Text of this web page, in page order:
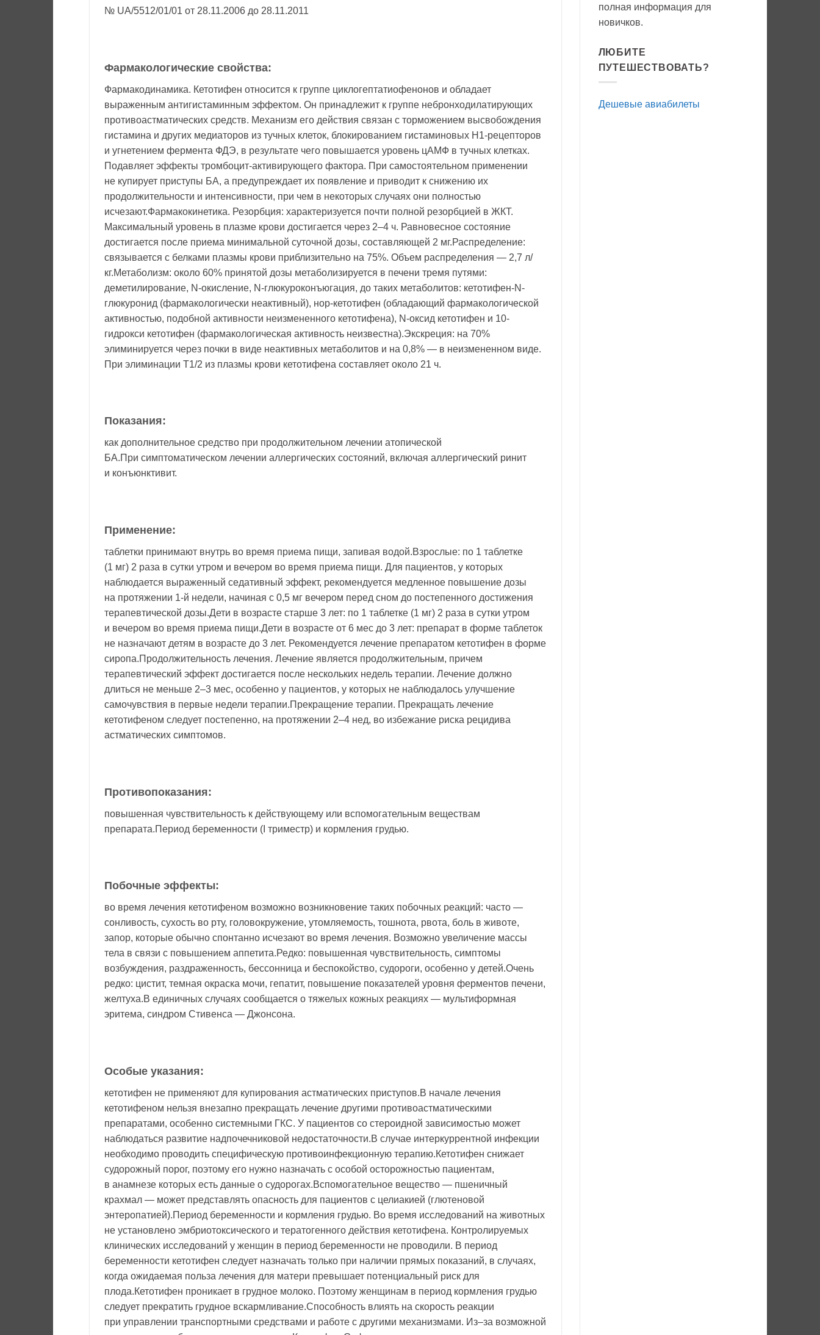
№ UA/5512/01/01 от 28.11.2006 до 28.11.2011
Фармакологические свойства:
Фармакодинамика. Кетотифен относится к группе циклогептатиофенонов и обладает
выраженным антигистаминным эффектом. Он принадлежит к группе небронходилатирующих
противоастматических средств. Механизм его действия связан с торможением высвобождения
гистамина и других медиаторов из тучных клеток, блокированием гистаминовых Н1-рецепторов
и угнетением фермента ФДЭ, в результате чего повышается уровень цАМФ в тучных клетках.
Подавляет эффекты тромбоцит-активирующего фактора. При самостоятельном применении
не купирует приступы БА, а предупреждает их появление и приводит к снижению их
продолжительности и интенсивности, при чем в некоторых случаях они полностью
исчезают.Фармакокинетика. Резорбция: характеризуется почти полной резорбцией в ЖКТ.
Максимальный уровень в плазме крови достигается через 2–4 ч. Равновесное состояние
достигается после приема минимальной суточной дозы, составляющей 2 мг.Распределение:
связывается с белками плазмы крови приблизительно на 75%. Объем распределения — 2,7 л/
кг.Метаболизм: около 60% принятой дозы метаболизируется в печени тремя путями:
деметилирование, N-окисление, N-глюкуроконъюгация, до таких метаболитов: кетотифен-N-
глюкуронид (фармакологически неактивный), нор-кетотифен (обладающий фармакологической
активностью, подобной активности неизмененного кетотифена), N-оксид кетотифен и 10-
гидрокси кетотифен (фармакологическая активность неизвестна).Экскреция: на 70%
элиминируется через почки в виде неактивных метаболитов и на 0,8% — в неизмененном виде.
При элиминации T1/2 из плазмы крови кетотифена составляет около 21 ч.
Показания:
как дополнительное средство при продолжительном лечении атопической
БА.При симптоматическом лечении аллергических состояний, включая аллергический ринит
и конъюнктивит.
Применение:
таблетки принимают внутрь во время приема пищи, запивая водой.Взрослые: по 1 таблетке
(1 мг) 2 раза в сутки утром и вечером во время приема пищи. Для пациентов, у которых
наблюдается выраженный седативный эффект, рекомендуется медленное повышение дозы
на протяжении 1-й недели, начиная с 0,5 мг вечером перед сном до постепенного достижения
терапевтической дозы.Дети в возрасте старше 3 лет: по 1 таблетке (1 мг) 2 раза в сутки утром
и вечером во время приема пищи.Дети в возрасте от 6 мес до 3 лет: препарат в форме таблеток
не назначают детям в возрасте до 3 лет. Рекомендуется лечение препаратом кетотифен в форме
сиропа.Продолжительность лечения. Лечение является продолжительным, причем
терапевтический эффект достигается после нескольких недель терапии. Лечение должно
длиться не меньше 2–3 мес, особенно у пациентов, у которых не наблюдалось улучшение
самочувствия в первые недели терапии.Прекращение терапии. Прекращать лечение
кетотифеном следует постепенно, на протяжении 2–4 нед, во избежание риска рецидива
астматических симптомов.
Противопоказания:
повышенная чувствительность к действующему или вспомогательным веществам
препарата.Период беременности (I триместр) и кормления грудью.
Побочные эффекты:
во время лечения кетотифеном возможно возникновение таких побочных реакций: часто —
сонливость, сухость во рту, головокружение, утомляемость, тошнота, рвота, боль в животе,
запор, которые обычно спонтанно исчезают во время лечения. Возможно увеличение массы
тела в связи с повышением аппетита.Редко: повышенная чувствительность, симптомы
возбуждения, раздраженность, бессонница и беспокойство, судороги, особенно у детей.Очень
редко: цистит, темная окраска мочи, гепатит, повышение показателей уровня ферментов печени,
желтуха.В единичных случаях сообщается о тяжелых кожных реакциях — мультиформная
эритема, синдром Стивенса — Джонсона.
Особые указания:
кетотифен не применяют для купирования астматических приступов.В начале лечения
кетотифеном нельзя внезапно прекращать лечение другими противоастматическими
препаратами, особенно системными ГКС. У пациентов со стероидной зависимостью может
наблюдаться развитие надпочечниковой недостаточности.В случае интеркуррентной инфекции
необходимо проводить специфическую противоинфекционную терапию.Кетотифен снижает
судорожный порог, поэтому его нужно назначать с особой осторожностью пациентам,
в анамнезе которых есть данные о судорогах.Вспомогательное вещество — пшеничный
крахмал — может представлять опасность для пациентов с целиакией (глютеновой
энтеропатией).Период беременности и кормления грудью. Во время исследований на животных
не установлено эмбриотоксического и тератогенного действия кетотифена. Контролируемых
клинических исследований у женщин в период беременности не проводили. В период
беременности кетотифен следует назначать только при наличии прямых показаний, в случаях,
когда ожидаемая польза лечения для матери превышает потенциальный риск для
плода.Кетотифен проникает в грудное молоко. Поэтому женщинам в период кормления грудью
следует прекратить грудное вскармливание.Способность влиять на скорость реакции
при управлении транспортными средствами и работе с другими механизмами. Из–за возможной
полная информация для
новичков.
ЛЮБИТЕ
ПУТЕШЕСТВОВАТЬ?
Дешевые авиабилеты